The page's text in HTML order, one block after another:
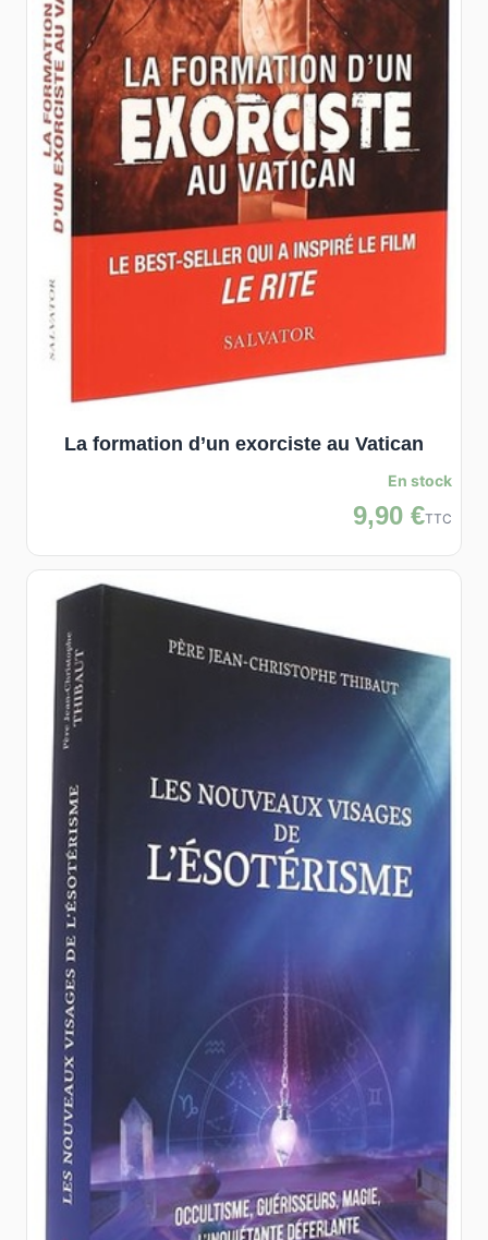
La formation d’un exorciste au Vatican
En stock
9,90 €TTC